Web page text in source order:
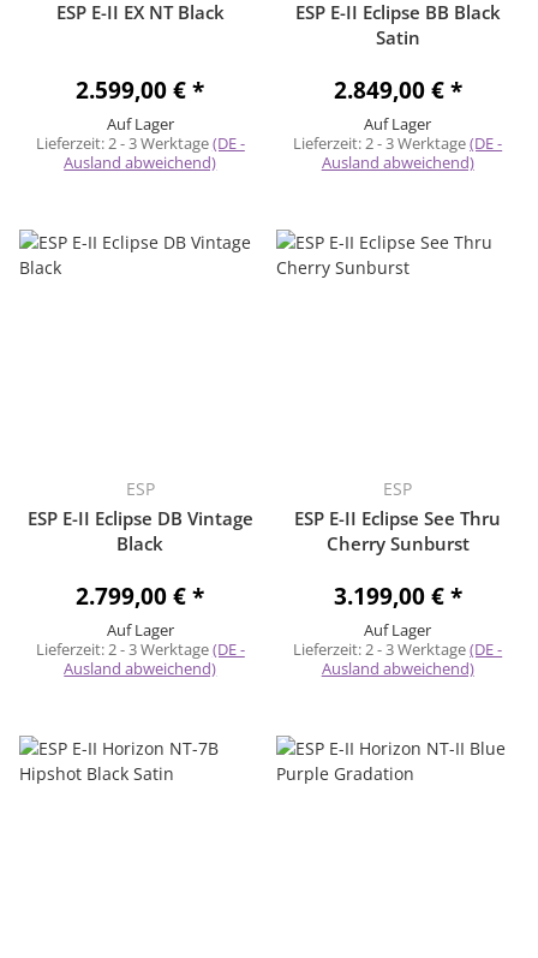
ESP E-II EX NT Black
2.599,00 €*
Auf Lager
Lieferzeit:2 - 3 Werktage(DE -
Ausland abweichend)
ESP E-II Eclipse BB Black
Satin
2.849,00 €*
Auf Lager
Lieferzeit:2 - 3 Werktage(DE -
Ausland abweichend)
ESP
ESP E-II Eclipse DB Vintage
Black
2.799,00 €*
Auf Lager
Lieferzeit:2 - 3 Werktage(DE -
Ausland abweichend)
ESP
ESP E-II Eclipse See Thru
Cherry Sunburst
3.199,00 €*
Auf Lager
Lieferzeit:2 - 3 Werktage(DE -
Ausland abweichend)